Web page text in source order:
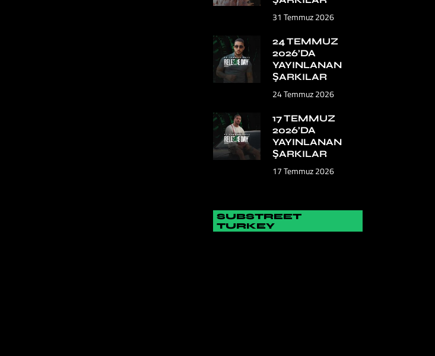
31 Temmuz 2026
24 TEMMUZ
2026’DA
YAYINLANAN
ŞARKILAR
24 Temmuz 2026
17 TEMMUZ
2026’DA
YAYINLANAN
ŞARKILAR
17 Temmuz 2026
SUBSTREET
TURKEY